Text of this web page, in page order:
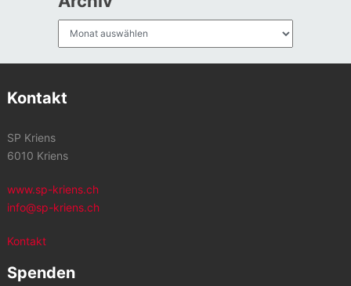
Kontakt
SP Kriens
6010 Kriens
www.sp-kriens.ch
info@sp-kriens.ch
Kontakt
Spenden